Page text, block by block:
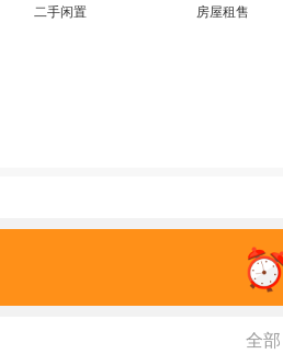
二手闲置 房屋租售
全部